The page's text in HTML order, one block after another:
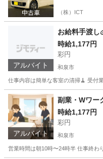
（株）ICT
アルバイト
お給料手渡し
時給1,177円
彩円
和泉市
仕事内容は簡単な客室の清掃🧹 受付
大阪 和泉市 旅館
アルバイト
副業・Wワー
時給1,177円
彩円
和泉市
営業時間は朝10時〜24時半 仕事終わ